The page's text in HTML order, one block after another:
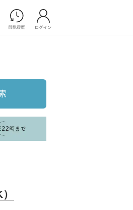
撮影
グ/前撮りショ
ップ一覧